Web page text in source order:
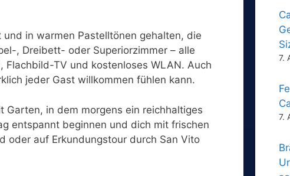
in warmen Pastelltönen gehalten, die
, Dreibett- oder Superiorzimmer – alle
TV und kostenloses WLAN. Auch
jeder Gast willkommen fühlen kann.
in dem morgens ein reichhaltiges
entspannt beginnen und dich mit frischen
oder auf Erkundungstour durch San Vito
7.
7.